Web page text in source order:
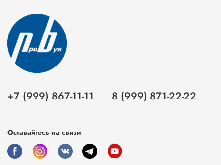
+7 (999) 867-11-11 8 (999) 871-22-22
Оставайтесь на связи